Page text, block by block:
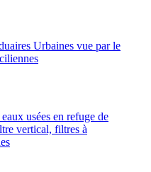
Urbaines vue par le